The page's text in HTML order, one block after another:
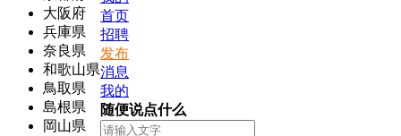
大阪府
兵庫県
奈良県
和歌山県
鳥取県
島根県
岡山県
首页
招聘
发布
消息
我的
随便说点什么